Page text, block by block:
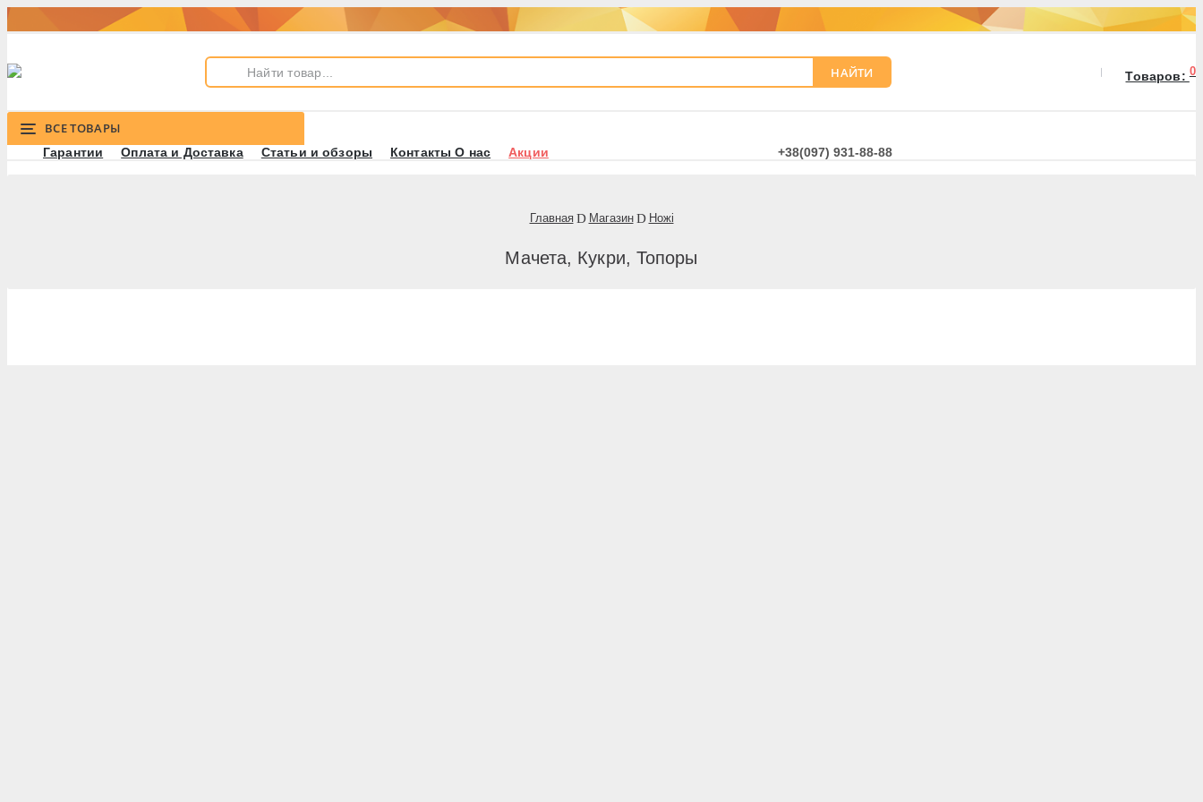
НАЙТИ Товаров:0
ВСЕ ТОВАРЫ
Гарантии Оплата и Доставка Статьи и обзоры Контакты О нас Акции +38(097) 931-88-88
Главная Магазин Ножі
Мачета, Кукри, Топоры